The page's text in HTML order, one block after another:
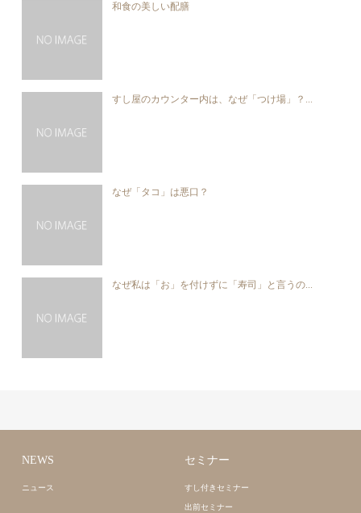
和食の美しい配膳
すし屋のカウンター内は、なぜ「つけ場」？...
なぜ「タコ」は悪口？
なぜ私は「お」を付けずに「寿司」と言うの...
NEWS
ニュース
セミナー
すし付きセミナー
出前セミナー